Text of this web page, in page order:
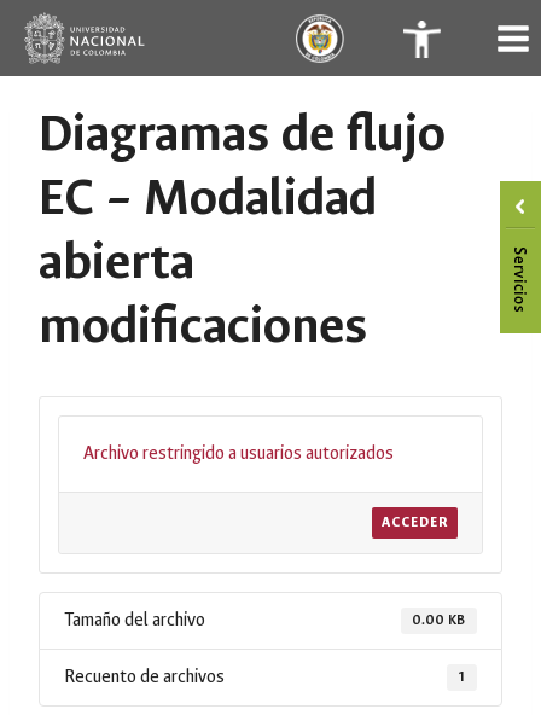
Saltar
contenido
. .
Diagramas de flujo
EC – Modalidad
abierta
modificaciones
Archivo restringido a usuarios autorizados
ACCEDER
Tamaño del archivo 0.00 KB
Recuento de archivos 1